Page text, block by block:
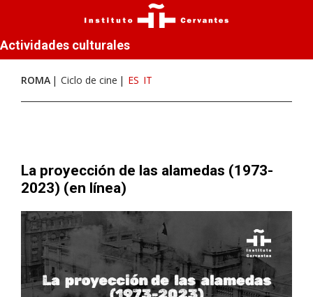
Actividades culturales
ROMA Ciclo de cine ES IT
La proyección de las alamedas (1973-
2023) (en línea)